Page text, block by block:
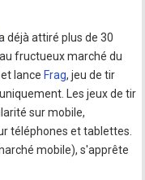
déjà attiré plus de 30
fructueux marché du
lance Frag, jeu de tir
Les jeux de tir
sur mobile,
téléphones et tablettes.
mobile), s'apprête